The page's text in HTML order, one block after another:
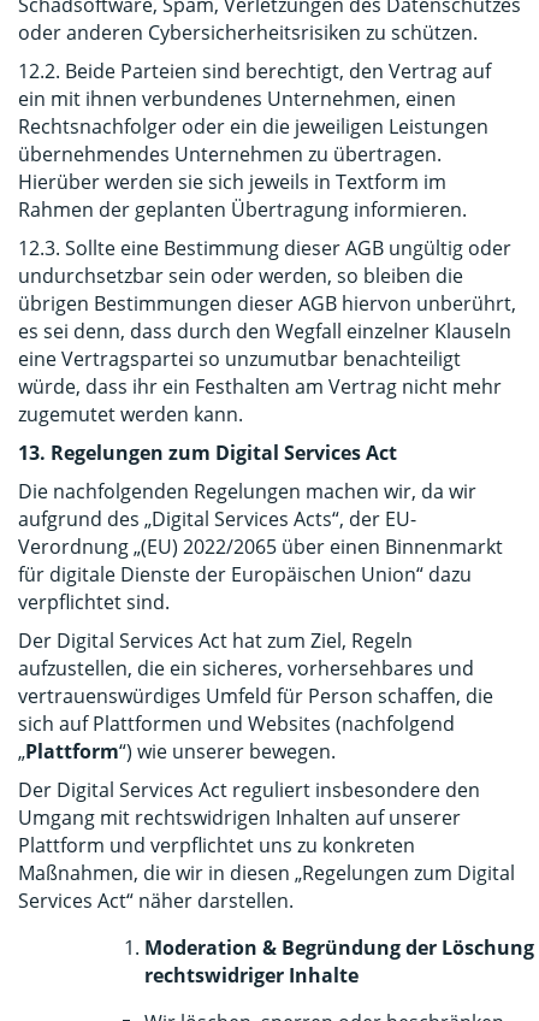
oder anderen Cybersicherheitsrisiken zu schützen.
12.2. Beide Parteien sind berechtigt, den Vertrag auf
ein mit ihnen verbundenes Unternehmen, einen
Rechtsnachfolger oder ein die jeweiligen Leistungen
übernehmendes Unternehmen zu übertragen.
Hierüber werden sie sich jeweils in Textform im
Rahmen der geplanten Übertragung informieren.
12.3. Sollte eine Bestimmung dieser AGB ungültig oder
undurchsetzbar sein oder werden, so bleiben die
übrigen Bestimmungen dieser AGB hiervon unberührt,
es sei denn, dass durch den Wegfall einzelner Klauseln
eine Vertragspartei so unzumutbar benachteiligt
würde, dass ihr ein Festhalten am Vertrag nicht mehr
zugemutet werden kann.
13. Regelungen zum Digital Services Act
Die nachfolgenden Regelungen machen wir, da wir
aufgrund des „Digital Services Acts“, der EU-
Verordnung „(EU) 2022/2065 über einen Binnenmarkt
für digitale Dienste der Europäischen Union“ dazu
verpflichtet sind.
Der Digital Services Act hat zum Ziel, Regeln
aufzustellen, die ein sicheres, vorhersehbares und
vertrauenswürdiges Umfeld für Person schaffen, die
sich auf Plattformen und Websites (nachfolgend
„Plattform“) wie unserer bewegen.
Der Digital Services Act reguliert insbesondere den
Umgang mit rechtswidrigen Inhalten auf unserer
Plattform und verpflichtet uns zu konkreten
Maßnahmen, die wir in diesen „Regelungen zum Digital
Services Act“ näher darstellen.
Moderation & Begründung der Löschung
rechtswidriger Inhalte